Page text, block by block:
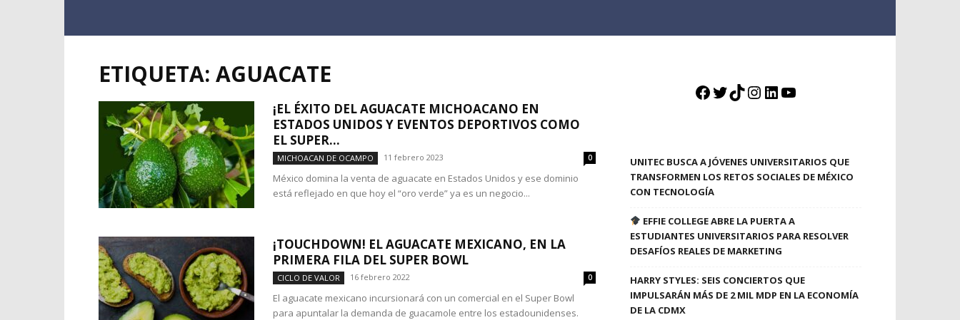
ETIQUETA: AGUACATE
¡EL ÉXITO DEL AGUACATE MICHOACANO EN
ESTADOS UNIDOS Y EVENTOS DEPORTIVOS COMO
EL SUPER...
MICHOACAN DE OCAMPO 11 febrero 2023 0
México domina la venta de aguacate en Estados Unidos y ese dominio
está reflejado en que hoy el “oro verde” ya es un negocio...
¡TOUCHDOWN! EL AGUACATE MEXICANO, EN LA
PRIMERA FILA DEL SUPER BOWL
CICLO DE VALOR 16 febrero 2022 0
El aguacate mexicano incursionará con un comercial en el Super Bowl
para apuntalar la demanda de guacamole entre los estadounidenses.
Facebook
Twitter
TikTok
Instagram
LinkedIn
YouTube
UNITEC BUSCA A JÓVENES UNIVERSITARIOS QUE
TRANSFORMEN LOS RETOS SOCIALES DE MÉXICO
CON TECNOLOGÍA
EFFIE COLLEGE ABRE LA PUERTA A
ESTUDIANTES UNIVERSITARIOS PARA RESOLVER
DESAFÍOS REALES DE MARKETING
HARRY STYLES: SEIS CONCIERTOS QUE
IMPULSARÁN MÁS DE 2 MIL MDP EN LA ECONOMÍA
DE LA CDMX